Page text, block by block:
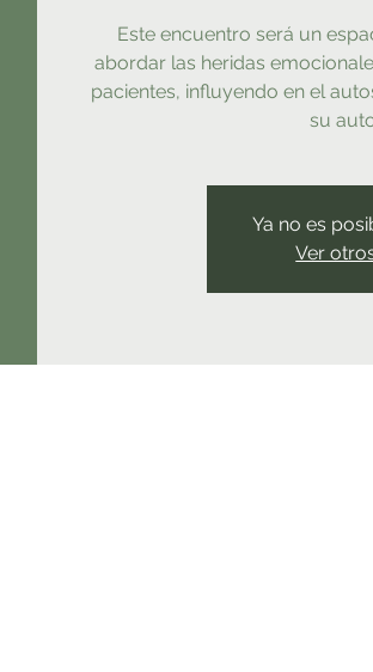
Este encuentro será un
abordar las heridas
pacientes, influyendo en el
su
Ya no es
Ver